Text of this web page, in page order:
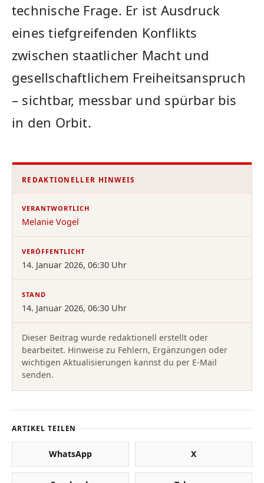
technische Frage. Er ist Ausdruck
eines tiefgreifenden Konflikts
zwischen staatlicher Macht und
gesellschaftlichem Freiheitsanspruch
– sichtbar, messbar und spürbar bis
in den Orbit.
REDAKTIONELLER HINWEIS
VERANTWORTLICH
Melanie Vogel
VERÖFFENTLICHT
14. Januar 2026, 06:30 Uhr
STAND
14. Januar 2026, 06:30 Uhr
Dieser Beitrag wurde redaktionell erstellt oder
bearbeitet. Hinweise zu Fehlern, Ergänzungen oder
wichtigen Aktualisierungen kannst du per E-Mail
senden.
ARTIKEL TEILEN
WhatsApp X